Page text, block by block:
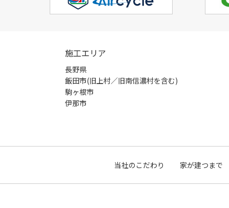
施工エリア
長野県
飯田市(旧上村／旧南信濃村を含む)
駒ヶ根市
伊那市
当社のこだわり 家が建つまで